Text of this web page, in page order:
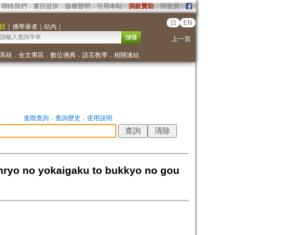
聯絡我們 ． 書目提供． 版權聲明 ． 引用本站． 捐款贊助．回首頁．
｜ 佛學著者｜ 站內 ｜
日 EN
上一頁
統． 全文專區 ． 數位佛典． 語言教學． 相關連結
進階查詢． 查詢歷史 ． 使用說明
no yokaigaku to bukkyo no gou